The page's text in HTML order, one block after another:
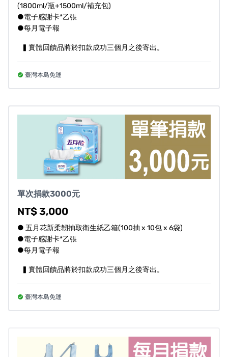
(1800ml/瓶+1500ml/補充包)
●電子感謝卡*乙張
●每月電子報
▍實體回饋品將於扣款成功三個月之後寄出。
臺灣本島免運
單次捐款3000元
NT$ 3,000
● 五月花新柔韌抽取衛生紙乙箱(100抽 x 10包 x 6袋)
●電子感謝卡*乙張
●每月電子報
▍實體回饋品將於扣款成功三個月之後寄出。
臺灣本島免運